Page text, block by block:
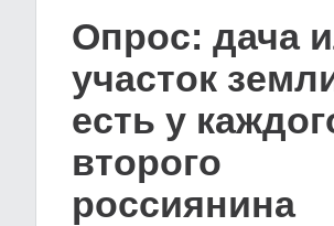
Опрос: дача
участок
есть у
второго
россиянина